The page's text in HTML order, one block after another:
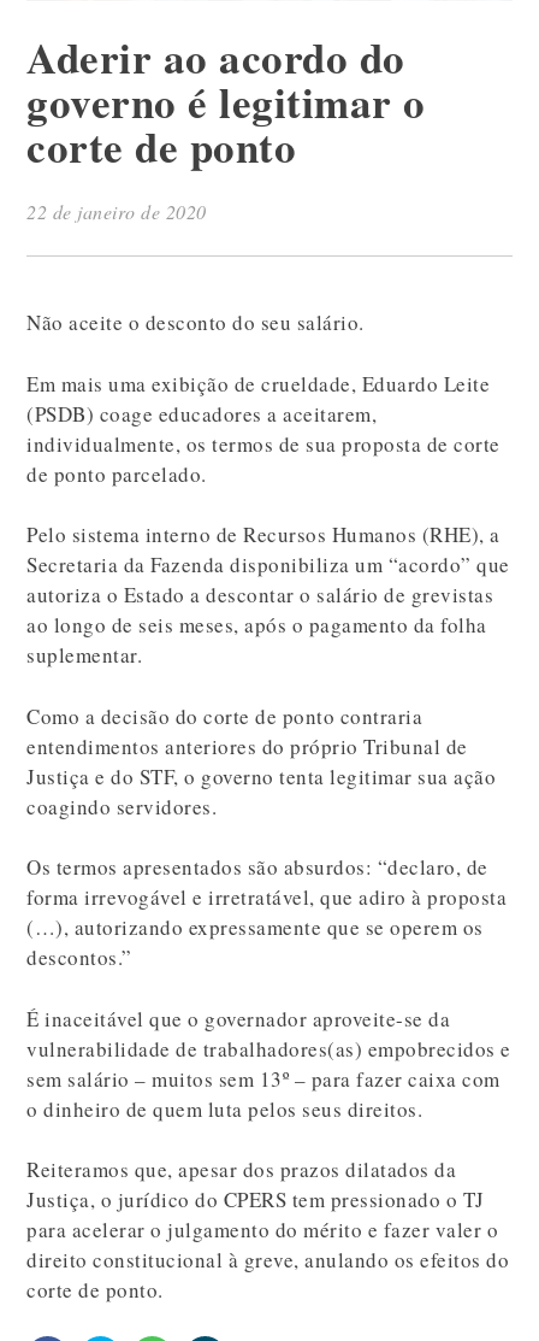
Aderir ao acordo do
governo é legitimar o
corte de ponto
22 de janeiro de 2020
Não aceite o desconto do seu salário.
Em mais uma exibição de crueldade, Eduardo Leite
(PSDB) coage educadores a aceitarem,
individualmente, os termos de sua proposta de corte
de ponto parcelado.
Pelo sistema interno de Recursos Humanos (RHE), a
Secretaria da Fazenda disponibiliza um “acordo” que
autoriza o Estado a descontar o salário de grevistas
ao longo de seis meses, após o pagamento da folha
suplementar.
Como a decisão do corte de ponto contraria
entendimentos anteriores do próprio Tribunal de
Justiça e do STF, o governo tenta legitimar sua ação
coagindo servidores.
Os termos apresentados são absurdos: “declaro, de
forma irrevogável e irretratável, que adiro à proposta
(…), autorizando expressamente que se operem os
descontos.”
É inaceitável que o governador aproveite-se da
vulnerabilidade de trabalhadores(as) empobrecidos e
sem salário – muitos sem 13º – para fazer caixa com
o dinheiro de quem luta pelos seus direitos.
Reiteramos que, apesar dos prazos dilatados da
Justiça, o jurídico do CPERS tem pressionado o TJ
para acelerar o julgamento do mérito e fazer valer o
direito constitucional à greve, anulando os efeitos do
corte de ponto.